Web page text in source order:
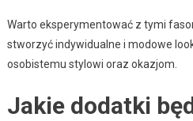
Warto eksperymentować z tymi
stworzyć indywidualne i modowe
osobistemu stylowi oraz okazjom.
Jakie dodatki